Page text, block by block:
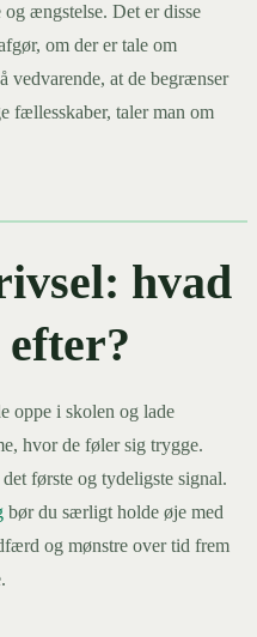
ængstelse. Det er disse
om der er tale om
vedvarende, at de begrænser
fællesskaber, taler man om
hvad
oppe i skolen og lade
hvor de føler sig trygge.
første og tydeligste signal.
bør du særligt holde øje med
og mønstre over tid frem